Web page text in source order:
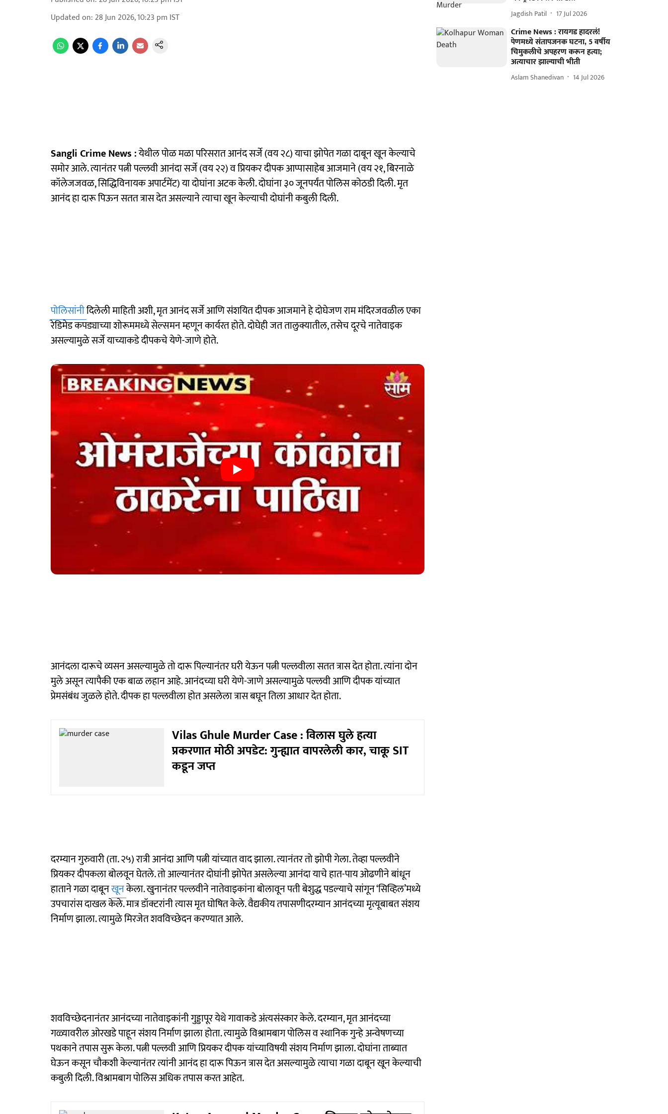
Updated on: 28 Jun 2026, 10:23 pm IST
Sangli Crime News :येथील पोळ मळा परिसरात आनंद सर्जे (वय २८) याचा झोपेत गळा दाबून खून केल्याचे
समोर आले. त्यानंतर पत्नी पल्लवी आनंदा सर्जे (वय २२) व प्रियकर दीपक आप्पासाहेब आजमाने (वय २१, बिरनाळे
कॉलेजजवळ, सिद्धिविनायक अपार्टमेंट) या दोघांना अटक केली. दोघांना ३० जूनपर्यंत पोलिस कोठडी दिली. मृत
आनंद हा दारू पिऊन सतत त्रास देत असल्याने त्याचा खून केल्याची दोघांनी कबुली दिली.
पोलिसांनीदिलेली माहिती अशी, मृत आनंद सर्जे आणि संशयित दीपक आजमाने हे दोघेजण राम मंदिरजवळील एका
रेडिमेड कपड्याच्या शोरूममध्ये सेल्समन म्हणून कार्यरत होते. दोघेही जत तालुक्यातील, तसेच दूरचे नातेवाइक
असल्यामुळे सर्जे याच्याकडे दीपकचे येणे-जाणे होते.
आनंदला दारूचे व्यसन असल्यामुळे तो दारू पिल्यानंतर घरी येऊन पत्नी पल्लवीला सतत त्रास देत होता. त्यांना दोन
मुले असून त्यापैकी एक बाळ लहान आहे. आनंदच्या घरी येणे-जाणे असल्यामुळे पल्लवी आणि दीपक यांच्यात
प्रेमसंबंध जुळले होते. दीपक हा पल्लवीला होत असलेला त्रास बघून तिला आधार देत होता.
Vilas Ghule Murder Case : विलास घुले हत्या
प्रकरणात मोठी अपडेट: गुन्ह्यात वापरलेली कार, चाकू SIT
कडून जप्त
दरम्यान गुरुवारी (ता. २५) रात्री आनंदा आणि पत्नी यांच्यात वाद झाला. त्यानंतर तो झोपी गेला. तेव्हा पल्लवीने
प्रियकर दीपकला बोलवून घेतले. तो आल्यानंतर दोघांनी झोपेत असलेल्या आनंदा याचे हात-पाय ओढणीने बांधून
हाताने गळा दाबूनखूनकेला. खुनानंतर पल्लवीने नातेवाइकांना बोलावून पती बेशुद्ध पडल्याचे सांगून ‘सिव्हिल’मध्ये
उपचारांस दाखल केले. मात्र डॉक्टरांनी त्यास मृत घोषित केले. वैद्यकीय तपासणीदरम्यान आनंदच्या मृत्यूबाबत संशय
निर्माण झाला. त्यामुळे मिरजेत शवविच्छेदन करण्यात आले.
शवविच्छेदनानंतर आनंदच्या नातेवाइकांनी गुड्डापूर येथे गावाकडे अंत्यसंस्कार केले. दरम्यान, मृत आनंदच्या
गळ्यावरील ओरखडे पाहून संशय निर्माण झाला होता. त्यामुळे विश्रामबाग पोलिस व स्थानिक गुन्हे अन्वेषणच्या
पथकाने तपास सुरू केला. पत्नी पल्लवी आणि प्रियकर दीपक यांच्याविषयी संशय निर्माण झाला. दोघांना ताब्यात
घेऊन कसून चौकशी केल्यानंतर त्यांनी आनंद हा दारू पिऊन त्रास देत असल्यामुळे त्याचा गळा दाबून खून केल्याची
कबुली दिली. विश्रामबाग पोलिस अधिक तपास करत आहेत.
Jagdish Patil 17 Jul 2026
Crime News : रायगड हादरलं!
पेणमध्ये संतापजनक घटना, 5 वर्षीय
चिमुकलीचे अपहरण करून हत्या;
अत्याचार झाल्याची भीती
Aslam Shanedivan 14 Jul 2026